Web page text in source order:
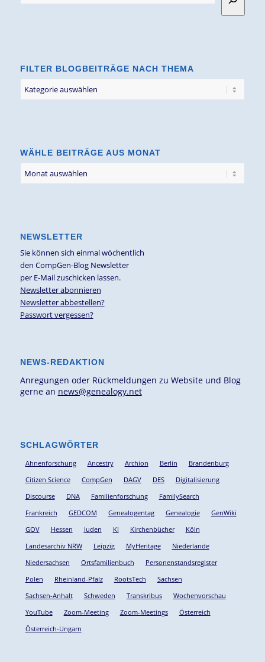
FILTER BLOGBEITRÄGE NACH THEMA
Blogbeiträge
WÄHLE BEITRÄGE AUS MONAT
NEWSLETTER
Sie können sich einmal wöchentlich
den CompGen-Blog Newsletter
per E-Mail zuschicken lassen.
Newsletter abonnieren
Newsletter abbestellen?
Passwort vergessen?
NEWS-REDAKTION
Anregungen oder Rückmeldungen zu Website und Blog
gerne an news@genealogy.net
SCHLAGWÖRTER
Ahnenforschung Ancestry Archion Berlin
Brandenburg
Citizen Science
CompGen DAGV DES
Digitalisierung
Discourse
DNA Familienforschung
FamilySearch
Frankreich
GEDCOM Genealogentag Genealogie
GenWiki
GOV
Hessen Juden KI Kirchenbücher
Köln
Landesarchiv NRW
Leipzig MyHeritage
Niederlande
Niedersachsen
Ortsfamilienbuch
Personenstandsregister
Polen
Rheinland-Pfalz RootsTech
Sachsen
Sachsen-Anhalt
Schweden Transkribus
Wochenvorschau
YouTube
Zoom-Meeting Zoom-Meetings
Österreich
Österreich-Ungarn